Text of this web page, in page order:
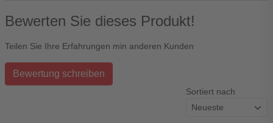
Bewerten Sie dieses Produkt!
Teilen Sie Ihre Erfahrungen min anderen Kunden
Bewertung schreiben
Sortiert nach